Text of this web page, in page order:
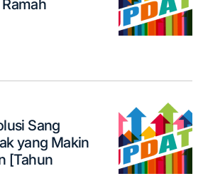
Sang
yang Makin
[Tahun